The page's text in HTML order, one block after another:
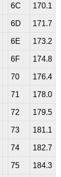
6C 170.1
6D 171.7
6E 173.2
6F 174.8
70 176.4
71 178.0
72 179.5
73 181.1
74 182.7
75 184.3